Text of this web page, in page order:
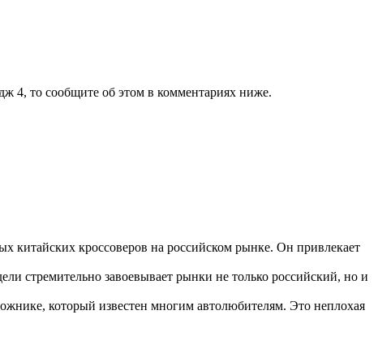
4, то сообщите об этом в комментариях ниже.
кроссоверов на российском рынке. Он привлекает
стремительно завоевывает рынки не только российский, но и
который известен многим автолюбителям. Это неплохая